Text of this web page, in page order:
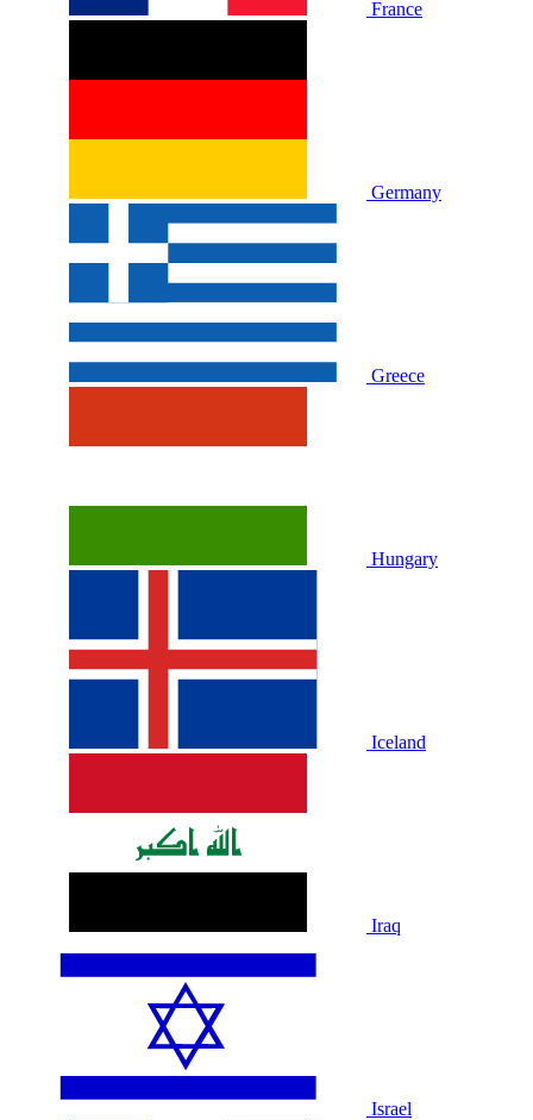
France
Germany
Greece
Hungary
Iceland
Iraq
Israel